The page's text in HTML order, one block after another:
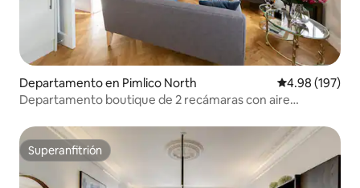
Departamento en Pimlico North Calificación
4.98 (197)
Departamento boutique de 2 recámaras con aire
Superanfitrión
Superanfitrión